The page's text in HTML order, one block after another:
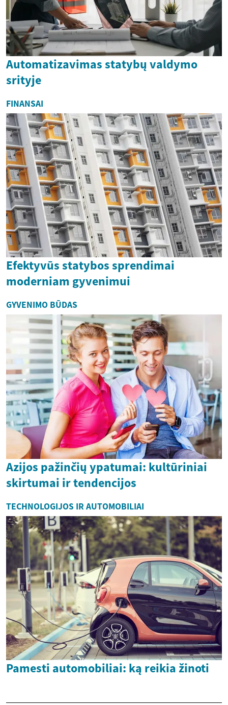
Automatizavimas statybų valdymo
srityje
FINANSAI
Efektyvūs statybos sprendimai
moderniam gyvenimui
GYVENIMO BŪDAS
Azijos pažinčių ypatumai: kultūriniai
skirtumai ir tendencijos
TECHNOLOGIJOS IR AUTOMOBILIAI
Pamesti automobiliai: ką reikia žinoti